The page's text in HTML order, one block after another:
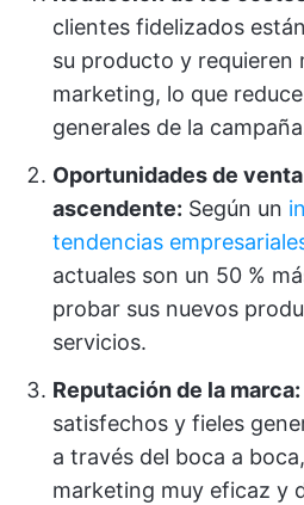
clientes fidelizados
su producto y requieren
marketing, lo que
generales de la
Oportunidades de
ascendente: Según un
tendencias
actuales son un 50 %
probar sus nuevos
servicios.
Reputación de la marca:
satisfechos y fieles
a través del boca a
marketing muy eficaz y